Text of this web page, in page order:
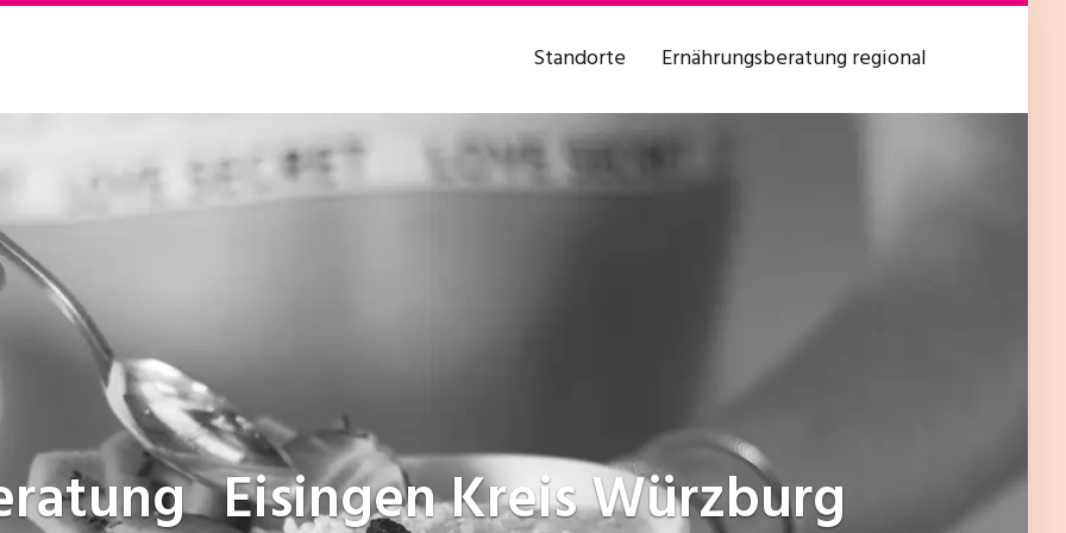
Standorte Ernährungsberatung regional
Eisingen Kreis Würzburg